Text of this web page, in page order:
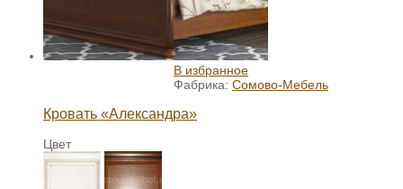
В избранное
Фабрика: Сомово-Мебель
Кровать «Александра»
Цвет